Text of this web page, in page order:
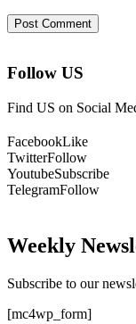
Follow US
Find US on Social
FacebookLike
TwitterFollow
YoutubeSubscribe
TelegramFollow
Weekly
Subscribe to our
[mc4wp_form]